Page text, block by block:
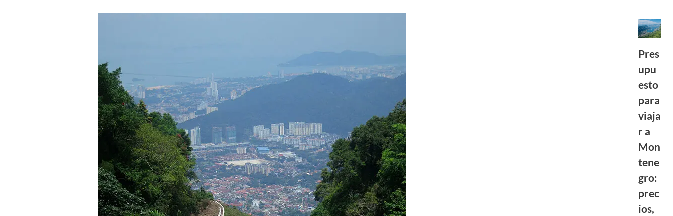
Pres
upu
esto
para
viaja
r a
Mon
tene
gro:
prec
ios,